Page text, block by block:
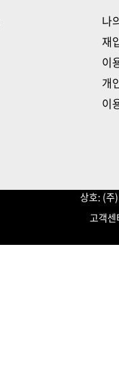
나
재
이
개
이
상호: (
고객